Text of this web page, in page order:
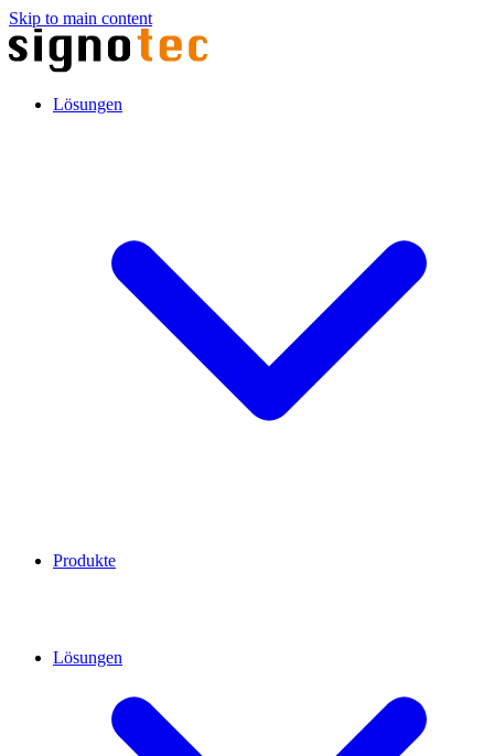
Skip to main content
Lösungen
Produkte
Lösungen